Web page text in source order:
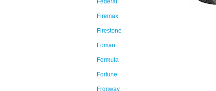
Federal
Firemax
Firestone
Foman
Formula
Fortune
Fronway